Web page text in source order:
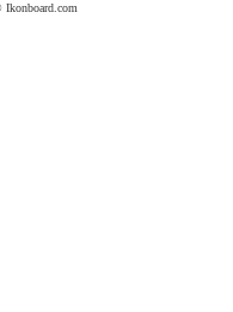
Ikonboard.com